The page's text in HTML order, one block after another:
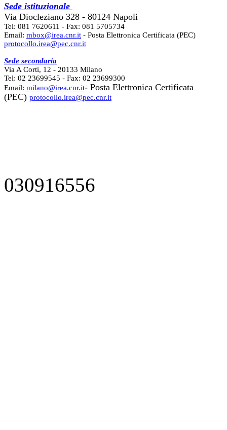
Sede istituzionale
Via Diocleziano 328 - 80124 Napoli
Tel: 081 7620611 - Fax: 081 5705734
Email: mbox@irea.cnr.it - Posta Elettronica Certificata (PEC)
protocollo.irea@pec.cnr.it
Sede secondaria
Via A Corti, 12 - 20133 Milano
Tel: 02 23699545 - Fax: 02 23699300
Email: milano@irea.cnr.it- Posta Elettronica Certificata
(PEC) protocollo.irea@pec.cnr.it
030916556